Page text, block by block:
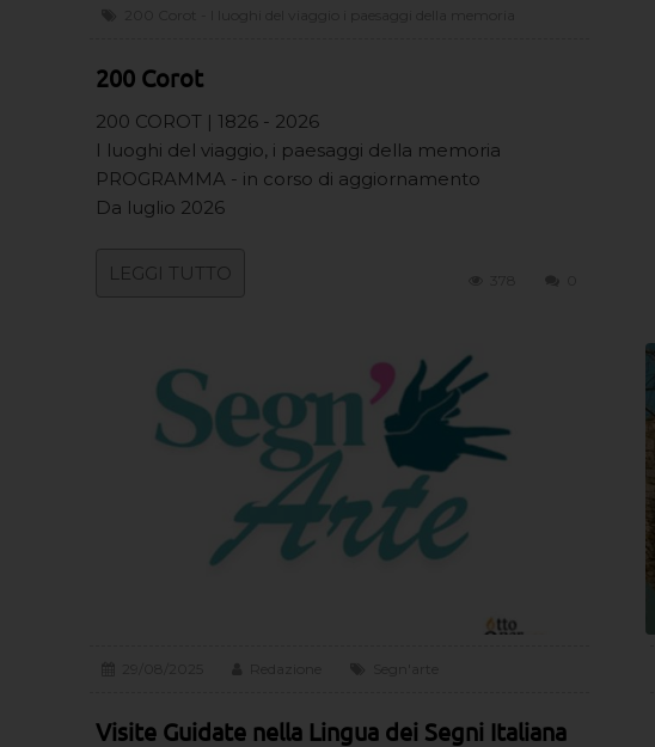
200 Corot
200 COROT | 1826 - 2026
I luoghi del viaggio, i paesaggi della memoria
PROGRAMMA - in corso di aggiornamento
Da luglio 2026
LEGGI TUTTO
Visite Guidate nella Lingua dei Segni Italiana